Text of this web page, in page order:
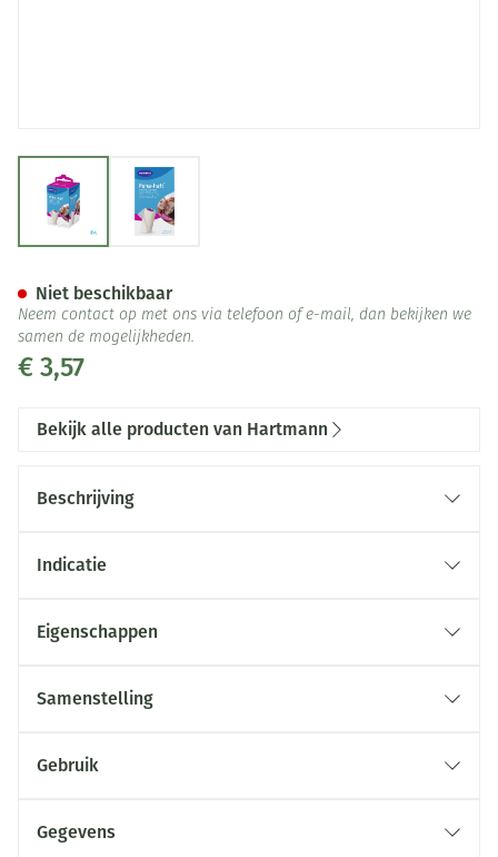
View larger imageView larger image
€ 3,57
Niet beschikbaar
Neem contact op met ons via telefoon of e-mail, dan bekijken we
samen de mogelijkheden.
Bekijk alle producten van Hartmann
Beschrijving
Indicatie
Eigenschappen
Samenstelling
Gebruik
Gegevens